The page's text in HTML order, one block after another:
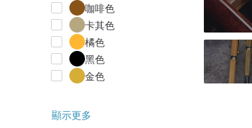
咖啡色
卡其色
橘色
黑色
金色
顯示更多